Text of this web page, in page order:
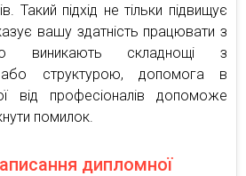
Такий підхід не тільки підвищує
вашу здатність працювати з
виникають складнощі з
або структурою, допомога в
від професіоналів допоможе
помилок.
дипломної